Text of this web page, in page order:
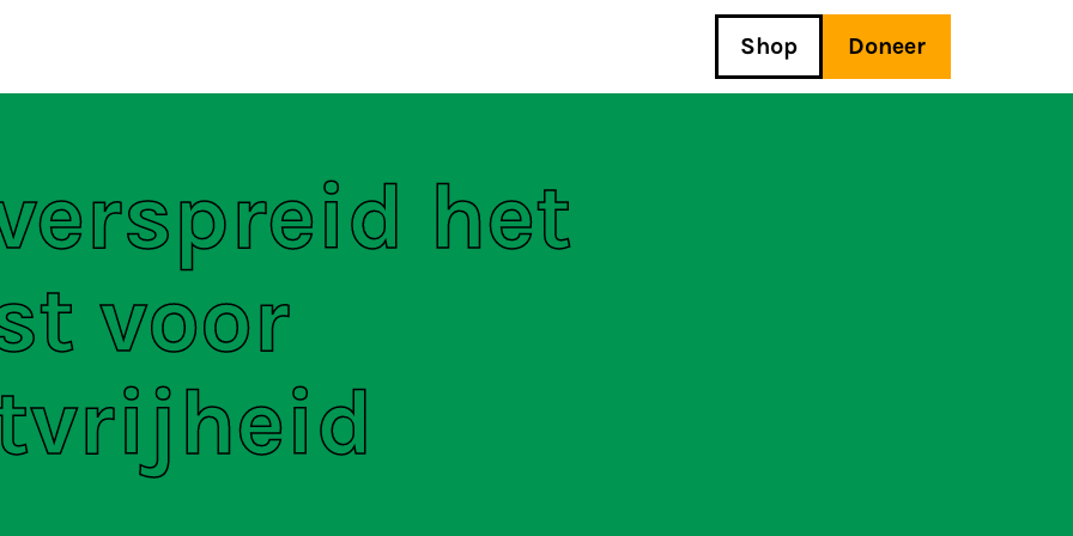
Shop Doneer
het
voor